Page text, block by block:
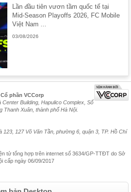
Lần đầu tiên vươn tầm quốc tế tại
Mid-Season Playoffs 2026, FC Mobile
Việt Nam ...
03/08/2026
phần VCCorp
Center Building, Hapulico Complex, Số
Xuân, thành phố Hà Nội.
123, 127 Võ Văn Tần, phường 6, quận 3, TP. Hồ Chí
tử tổng hợp trên internet số 3634/GP-TTĐT do Sở
cấp ngày 06/09/2017